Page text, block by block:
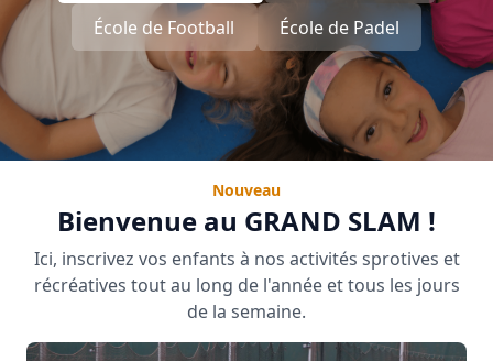
École de Football
École de Padel
Nouveau
Bienvenue au GRAND SLAM !
Ici, inscrivez vos enfants à nos activités sprotives et
récréatives tout au long de l'année et tous les jours
de la semaine.